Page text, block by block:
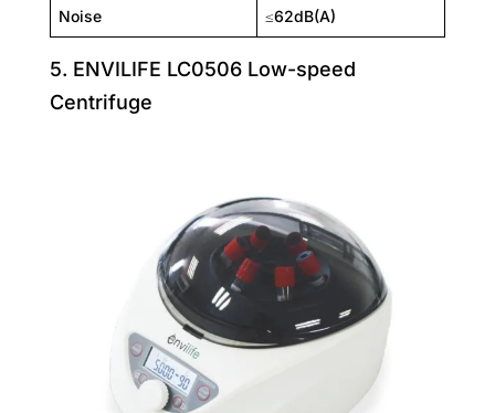
Noise ≤62dB(A)
5. ENVILIFE LC0506 Low-speed
Centrifuge